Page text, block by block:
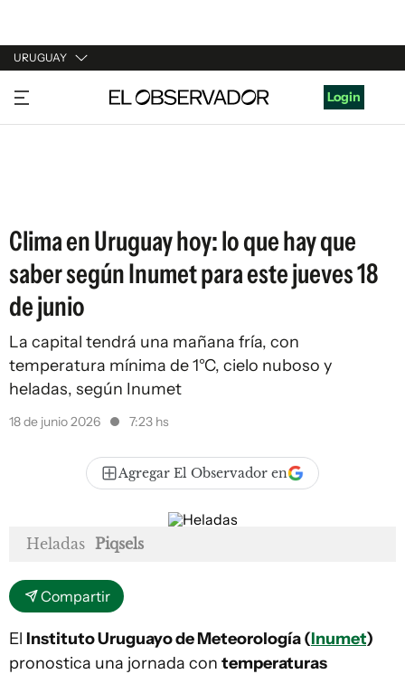
URUGUAY
URUGUAY
ARGENTINA
Login
Clima en Uruguay hoy: lo que hay que
saber según Inumet para este jueves 18
de junio
La capital tendrá una mañana fría, con
temperatura mínima de 1°C, cielo nuboso y
heladas, según Inumet
18 de junio 2026 7:23 hs
Agregar El Observador en
Heladas Piqsels
Compartir
El Instituto Uruguayo de Meteorología (Inumet)
pronostica una jornada con temperaturas